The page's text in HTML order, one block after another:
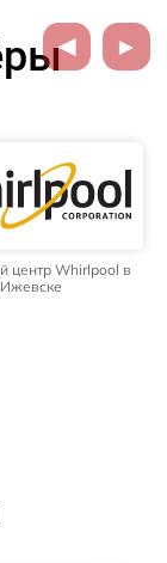
центр Whirlpool в
Ижевске